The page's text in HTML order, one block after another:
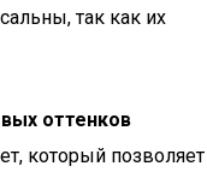
так как их
оттенков
который позволяет